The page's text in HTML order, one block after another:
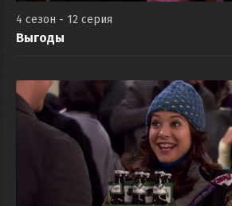
4 сезон - 12 серия
Выгоды